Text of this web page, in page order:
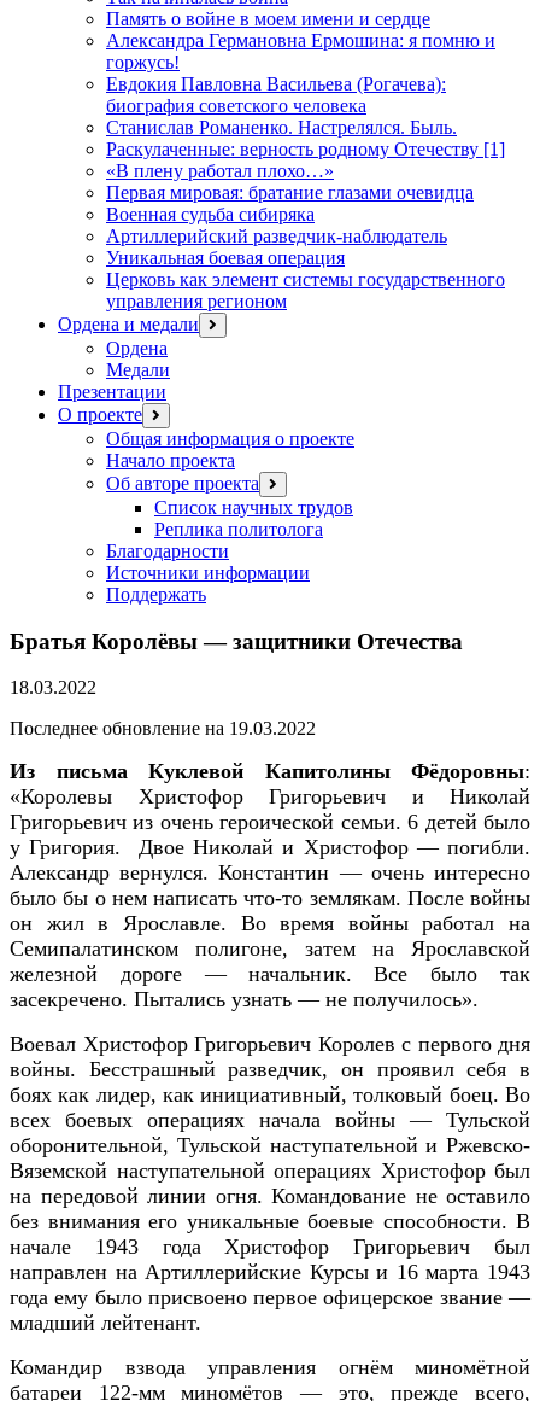
Память о войне в моем имени и сердце
Александра Германовна Ермошина: я помню и
горжусь!
Евдокия Павловна Васильева (Рогачева):
биография советского человека
Станислав Романенко. Настрелялся. Быль.
Раскулаченные: верность родному Отечеству [1]
«В плену работал плохо…»
Первая мировая: братание глазами очевидца
Военная судьба сибиряка
Артиллерийский разведчик-наблюдатель
Уникальная боевая операция
Церковь как элемент системы государственного
управления регионом
Ордена и медали открыть
меню
Ордена
Медали
Презентации
О проекте открыть
меню
Общая информация о проекте
Начало проекта
Об авторе проекта открыть
меню
Список научных трудов
Реплика политолога
Благодарности
Источники информации
Поддержать
Братья Королёвы — защитники Отечества
18.03.2022
Последнее обновление на 19.03.2022
Из письма Куклевой Капитолины Фёдоровны:
«Королевы Христофор Григорьевич и Николай
Григорьевич из очень героической семьи. 6 детей было
у Григория. Двое Николай и Христофор — погибли.
Александр вернулся. Константин — очень интересно
было бы о нем написать что-то землякам. После войны
он жил в Ярославле. Во время войны работал на
Семипалатинском полигоне, затем на Ярославской
железной дороге — начальник. Все было так
засекречено. Пытались узнать — не получилось».
Воевал Христофор Григорьевич Королев с первого дня
войны. Бесстрашный разведчик, он проявил себя в
боях как лидер, как инициативный, толковый боец. Во
всех боевых операциях начала войны — Тульской
оборонительной, Тульской наступательной и Ржевско-
Вяземской наступательной операциях Христофор был
на передовой линии огня. Командование не оставило
без внимания его уникальные боевые способности. В
начале 1943 года Христофор Григорьевич был
направлен на Артиллерийские Курсы и 16 марта 1943
года ему было присвоено первое офицерское звание —
младший лейтенант.
Командир взвода управления огнём миномётной
батареи 122-мм миномётов — это, прежде всего,